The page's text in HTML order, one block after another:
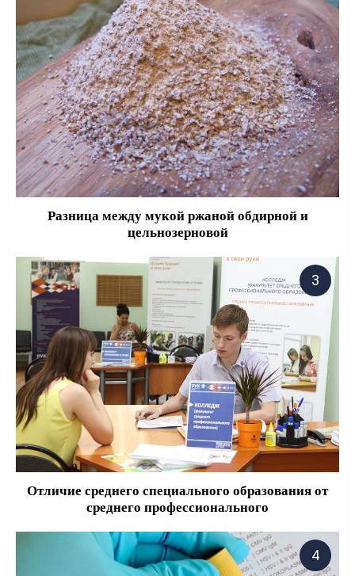
Разница между мукой ржаной обдирной и
цельнозерновой
Отличие среднего специального образования от
среднего профессионального